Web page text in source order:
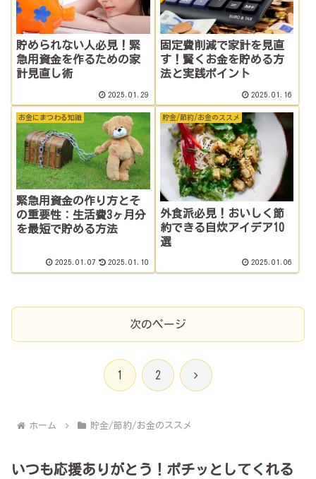
貯められない人必見！緊
急用資金を作るための家
計見直し術
2025.01.29
固定費削減で家計を見直
す！賢くお金を貯める方
法と実践ポイント
2025.01.16
お金にまつわる知識
緊急用資金の作り方とそ
の重要性：生活費3ヶ月分
を最短で貯める方法
2025.01.07 2025.01.10
貯金/節約/お金のススメ
外食派必見！おいしく節
約できる自炊アイデア10
選
2025.01.06
次のページ
1 2 次
ホーム 貯金/節約/お金のススメ
いつも応援ありがとう！ポチッとしてくれる